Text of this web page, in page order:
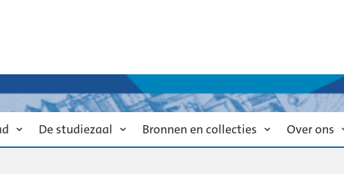
De studiezaal Bronnen en collecties Over ons